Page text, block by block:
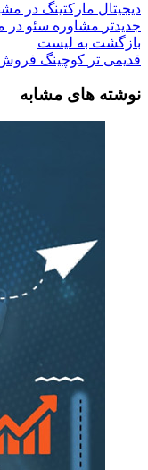
دیجیتال مارکتینگ در
جدیدتر مشاوره سئو در
بازگشت به لیست
قدیمی تر کوچینگ
نوشته های مشابه